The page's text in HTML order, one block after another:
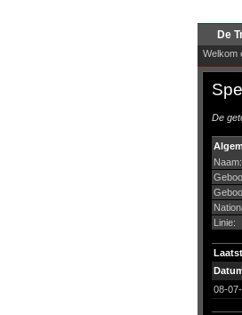
De
Welkom
De
Naam:
Linie:
08-